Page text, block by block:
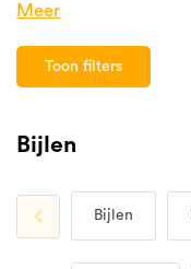
Meer
Toon filters
Bijlen
Bijlen